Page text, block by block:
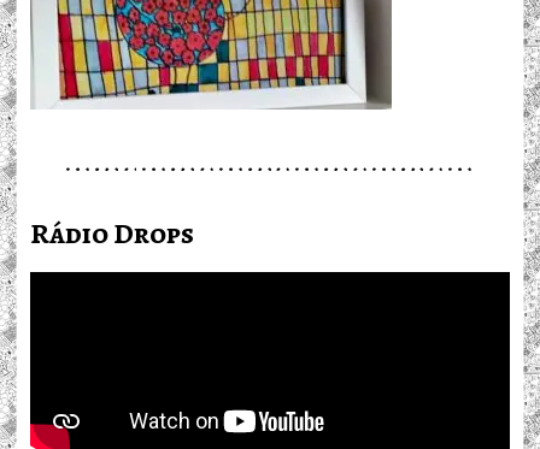
Rádio Drops